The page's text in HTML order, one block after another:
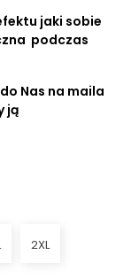
jaki sobie
podczas
Nas na maila
ją
2XL